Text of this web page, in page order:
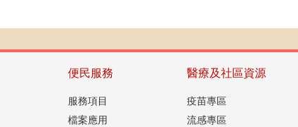
便民服務
服務項目
檔案應用
醫療及社區資源
疫苗專區
流感專區